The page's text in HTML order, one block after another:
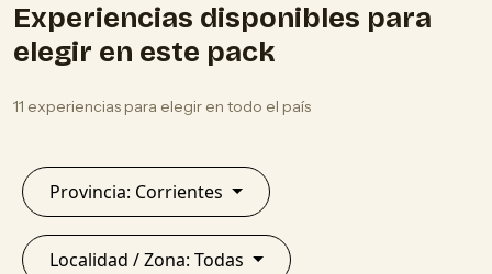
Experiencias disponibles para
elegir en este pack
11 experiencias para elegir en todo el país
Provincia: Corrientes
Localidad / Zona: Todas